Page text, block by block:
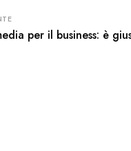
per il business: è